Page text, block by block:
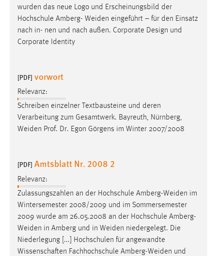
wurden das neue Logo und Erscheinungsbild der
Hochschule Amberg- Weiden eingeführt – für den Einsatz
nach in- nen und nach außen. Corporate Design und
Corporate Identity
[PDF] vorwort
Relevanz:
Schreiben einzelner Textbausteine und deren
Verarbeitung zum Gesamtwerk. Bayreuth, Nürnberg,
Weiden Prof. Dr. Egon Görgens im Winter 2007/2008
[PDF] Amtsblatt Nr. 2008 2
Relevanz:
Zulassungszahlen an der Hochschule Amberg-Weiden im
Wintersemester 2008/2009 und im Sommersemester
2009 wurde am 26.05.2008 an der Hochschule Amberg-
Weiden in Amberg und in Weiden niedergelegt. Die
Niederlegung [...] Hochschulen für angewandte
Wissenschaften Fachhochschule Amberg-Weiden und
Name:
site-language-preference
Zweck:
Das Cookie speichert die gewählte Sprache der Website.
30 Tage
Chat
Name:
MibewSessionID, MIBEW_UserID, mibew_locale, mibew-
Zweck:
Cookie Laufzeit:
5e9dbeb1811c0446 = Sitzungslaufzeit, mibew_locale = 3
Jahre, MIBEW_UserID = 1 Jahr
Login